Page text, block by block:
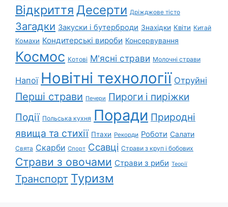
Відкриття Десерти Дріжджове тісто
Загадки Закуски і бутерброди Знахідки Квіти Китай
Комахи Кондитерські вироби Консервування
Космос Котові М'ясні страви Молочні страви
Напої Новітні технології Отруйні
Перші страви Печери Пироги і пиріжки
Події Польська кухня Поради Природні
явища та стихії Птахи Рекорди Роботи Салати
Свята Скарби Спорт Ссавці Страви з круп і бобових
Страви з овочами Страви з риби Теорії
Транспорт Туризм